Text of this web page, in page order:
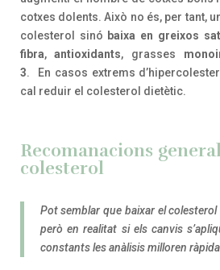
cotxes dolents. Això no és, per tant,
colesterol sinó baixa en greixos
fibra,antioxidants, grasses
3. En casos extrems
cal reduir el colesterol dietètic.
Recomanacions
colesterol
Pot semblar que baixar el
però en realitat si els canvis
constants les anàlisis milloren